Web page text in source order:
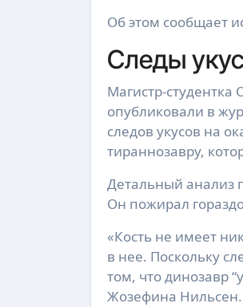
Об этом сообщает
Следы
Магистр-
опубликовали в
следов укусов на
тираннозавру,
Детальный анализ
Он пожирал
«Кость не имеет
в нее. Поскольку
том, что динозавр
Жозефина Нильсен.